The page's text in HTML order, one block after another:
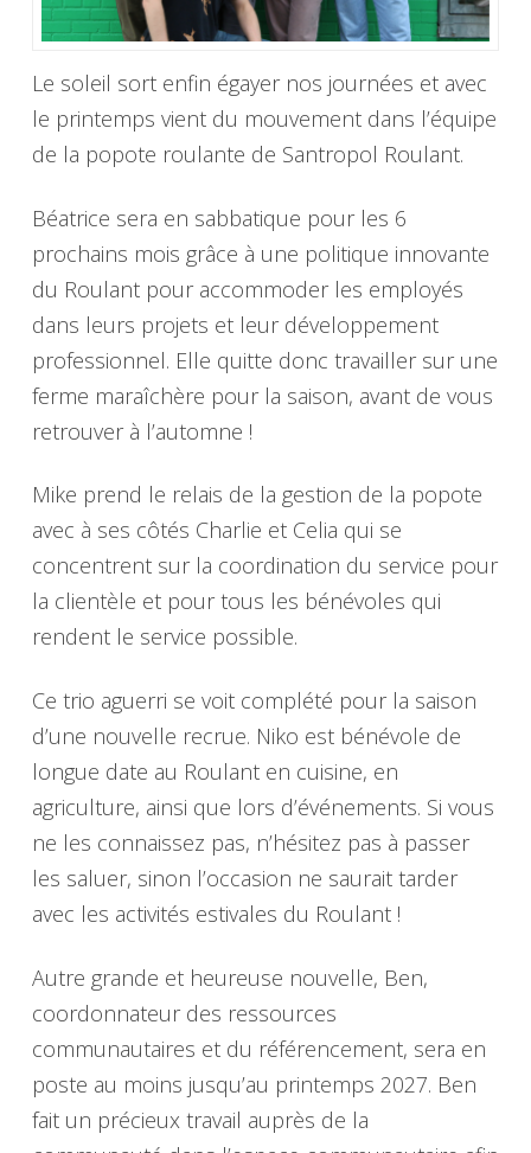
Le soleil sort enfin égayer nos journées et avec
le printemps vient du mouvement dans l’équipe
de la popote roulante de Santropol Roulant.
Béatrice sera en sabbatique pour les 6
prochains mois grâce à une politique innovante
du Roulant pour accommoder les employés
dans leurs projets et leur développement
professionnel. Elle quitte donc travailler sur une
ferme maraîchère pour la saison, avant de vous
retrouver à l’automne !
Mike prend le relais de la gestion de la popote
avec à ses côtés Charlie et Celia qui se
concentrent sur la coordination du service pour
la clientèle et pour tous les bénévoles qui
rendent le service possible.
Ce trio aguerri se voit complété pour la saison
d’une nouvelle recrue. Niko est bénévole de
longue date au Roulant en cuisine, en
agriculture, ainsi que lors d’événements. Si vous
ne les connaissez pas, n’hésitez pas à passer
les saluer, sinon l’occasion ne saurait tarder
avec les activités estivales du Roulant !
Autre grande et heureuse nouvelle, Ben,
coordonnateur des ressources
communautaires et du référencement, sera en
poste au moins jusqu’au printemps 2027. Ben
fait un précieux travail auprès de la